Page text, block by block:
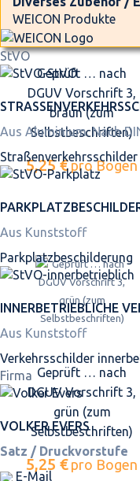
WEICON Produkte
StVO
Aus Aluminium. Nach
Aus Kunststoff
Parkplatz­beschilderung
INNER­BETRIEBLICHE
Aus Kunststoff
Verkehrsschilder
Firma
VOLKER EVERS
Satz / Druckvorstufe
E-Mail
Geprüft … nach
DGUV Vorschrift 3,
braun (zum
Selbstbeschriften)
5,25 €pro Bogen
Geprüft … nach
DGUV Vorschrift 3,
grün (zum
Selbstbeschriften)
5,25 € pro Bogen